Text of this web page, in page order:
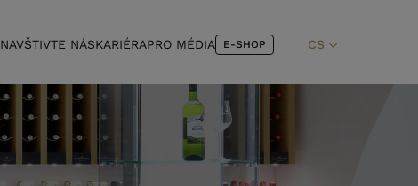
NAVŠTIVTE NÁSKARIÉRAPRO MÉDIA E-SHOP CS